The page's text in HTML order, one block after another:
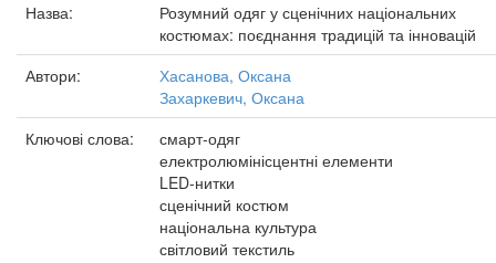
Назва:
Розумний одяг у сценічних національних
костюмах: поєднання традицій та інновацій
Автори:
Хасанова, Оксана
Захаркевич, Оксана
Ключові слова:
смарт-одяг
електролюмінісцентні елементи
LED-нитки
сценічний костюм
національна культура
світловий текстиль